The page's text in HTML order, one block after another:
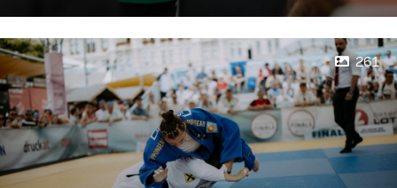
261